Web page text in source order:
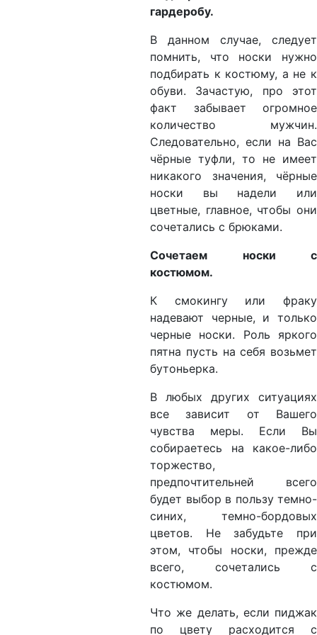
гардеробу.
В данном случае, следует
помнить, что носки нужно
подбирать к костюму, а не к
обуви. Зачастую, про этот
факт забывает огромное
количество мужчин.
Следовательно, если на Вас
чёрные туфли, то не имеет
никакого значения, чёрные
носки вы надели или
цветные, главное, чтобы они
сочетались с брюками.
Сочетаем носки с
костюмом.
К смокингу или фраку
надевают черные, и только
черные носки. Роль яркого
пятна пусть на себя возьмет
бутоньерка.
В любых других ситуациях
все зависит от Вашего
чувства меры. Если Вы
собираетесь на какое-либо
торжество,
предпочтительней всего
будет выбор в пользу темно-
синих, темно-бордовых
цветов. Не забудьте при
этом, чтобы носки, прежде
всего, сочетались с
костюмом.
Что же делать, если пиджак
по цвету расходится с